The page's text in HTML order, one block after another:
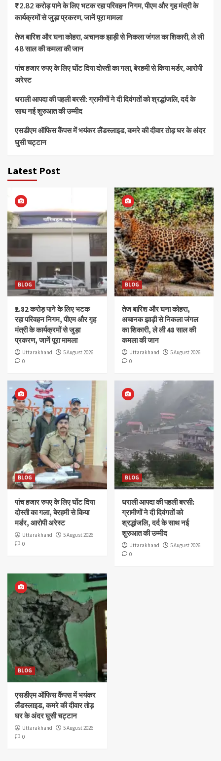
₹2.82 करोड़ पाने के लिए भटक रहा परिवहन निगम, पीएम और गृह मंत्री के
कार्यक्रमों से जुड़ा प्रकरण, जानें पूरा मामला
तेज बारिश और घना कोहरा, अचानक झाड़ी से निकला जंगल का शिकारी, ले ली
48 साल की कमला की जान
पांच हजार रुपए के लिए घोंट दिया दोस्ती का गला, बेरहमी से किया मर्डर, आरोपी
अरेस्ट
धराली आपदा की पहली बरसी: ग्रामीणों ने दी दिवंगतों को श्रद्धांजलि, दर्द के
साथ नई शुरुआत की उम्मीद
एसडीएम ऑफिस कैंपस में भयंकर लैंडस्लाइड, कमरे की दीवार तोड़ घर के अंदर
घुसी चट्टान
Latest Post
BLOG
₹2.82 करोड़ पाने के लिए भटक
रहा परिवहन निगम, पीएम और गृह
मंत्री के कार्यक्रमों से जुड़ा
प्रकरण, जानें पूरा मामला
Uttarakhand
5 August 2026
0
BLOG
तेज बारिश और घना कोहरा,
अचानक झाड़ी से निकला जंगल
का शिकारी, ले ली 48 साल की
कमला की जान
Uttarakhand
5 August 2026
0
BLOG
पांच हजार रुपए के लिए घोंट दिया
दोस्ती का गला, बेरहमी से किया
मर्डर, आरोपी अरेस्ट
Uttarakhand
5 August 2026
0
BLOG
धराली आपदा की पहली बरसी:
ग्रामीणों ने दी दिवंगतों को
श्रद्धांजलि, दर्द के साथ नई
शुरुआत की उम्मीद
Uttarakhand
5 August 2026
0
BLOG
एसडीएम ऑफिस कैंपस में भयंकर
लैंडस्लाइड, कमरे की दीवार तोड़
घर के अंदर घुसी चट्टान
Uttarakhand
5 August 2026
0